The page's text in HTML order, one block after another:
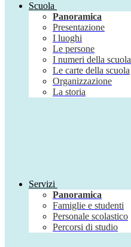
Scuola
Panoramica
Presentazione
I luoghi
Le persone
I numeri della scuola
Le carte della scuola
Organizzazione
La storia
Servizi
Panoramica
Famiglie e studenti
Personale scolastico
Percorsi di studio